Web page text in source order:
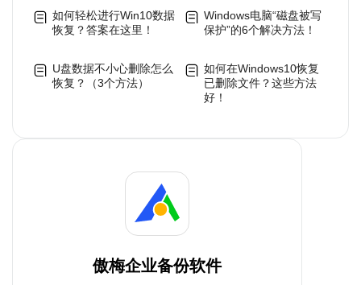
如何轻松进行Win10数据
恢复？答案在这里！
U盘数据不小心删除怎么
恢复？（3个方法）
Windows电脑“磁盘被写
保护”的6个解决方法！
如何在Windows10恢复
已删除文件？这些方法
好！
傲梅企业备份软件